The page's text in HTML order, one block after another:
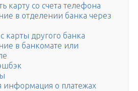
карту со счета телефона
в отделении банка через
карты другого банка
в банкомате или
информация о платежах